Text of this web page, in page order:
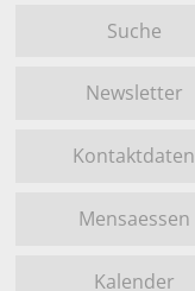
Suche
Newsletter
Kontaktdaten
Mensaessen
Kalender